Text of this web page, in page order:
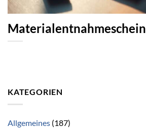
Materialentnahmeschein
KATEGORIEN
Allgemeines (187)